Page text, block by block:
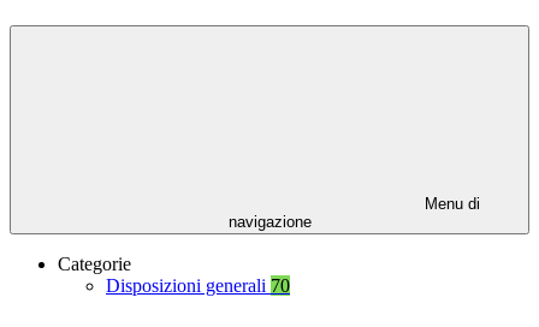
Menu di
navigazione
Categorie
Disposizioni generali 70